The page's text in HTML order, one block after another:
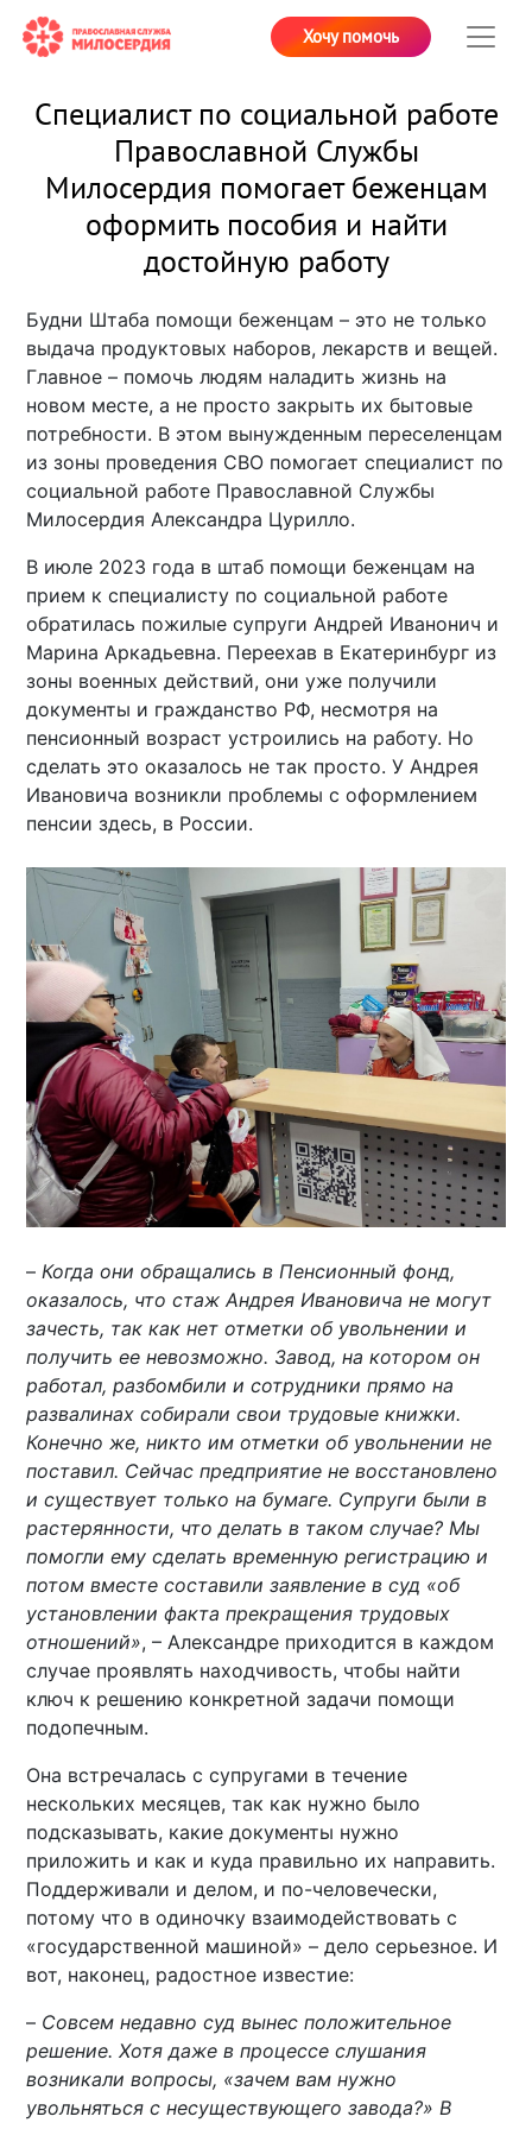
Хочу помочь
Специалист по социальной работе
Православной Службы
Милосердия помогает беженцам
оформить пособия и найти
достойную работу
Будни Штаба помощи беженцам – это не только
выдача продуктовых наборов, лекарств и вещей.
Главное – помочь людям наладить жизнь на
новом месте, а не просто закрыть их бытовые
потребности. В этом вынужденным переселенцам
из зоны проведения СВО помогает специалист по
социальной работе Православной Службы
Милосердия Александра Цурилло.
В июле 2023 года в штаб помощи беженцам на
прием к специалисту по социальной работе
обратилась пожилые супруги Андрей Иванонич и
Марина Аркадьевна. Переехав в Екатеринбург из
зоны военных действий, они уже получили
документы и гражданство РФ, несмотря на
пенсионный возраст устроились на работу. Но
сделать это оказалось не так просто. У Андрея
Ивановича возникли проблемы с оформлением
пенсии здесь, в России.
– Когда они обращались в Пенсионный фонд,
оказалось, что стаж Андрея Ивановича не могут
зачесть, так как нет отметки об увольнении и
получить ее невозможно. Завод, на котором он
работал, разбомбили и сотрудники прямо на
развалинах собирали свои трудовые книжки.
Конечно же, никто им отметки об увольнении не
поставил. Сейчас предприятие не восстановлено
и существует только на бумаге. Супруги были в
растерянности, что делать в таком случае? Мы
помогли ему сделать временную регистрацию и
потом вместе составили заявление в суд «об
установлении факта прекращения трудовых
отношений», – Александре приходится в каждом
случае проявлять находчивость, чтобы найти
ключ к решению конкретной задачи помощи
подопечным.
Она встречалась с супругами в течение
нескольких месяцев, так как нужно было
подсказывать, какие документы нужно
приложить и как и куда правильно их направить.
Поддерживали и делом, и по-человечески,
потому что в одиночку взаимодействовать с
«государственной машиной» – дело серьезное. И
вот, наконец, радостное известие:
– Совсем недавно суд вынес положительное
решение. Хотя даже в процессе слушания
возникали вопросы, «зачем вам нужно
увольняться с несуществующего завода?» В